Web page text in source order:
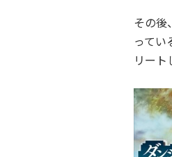
その後
ってい
リート